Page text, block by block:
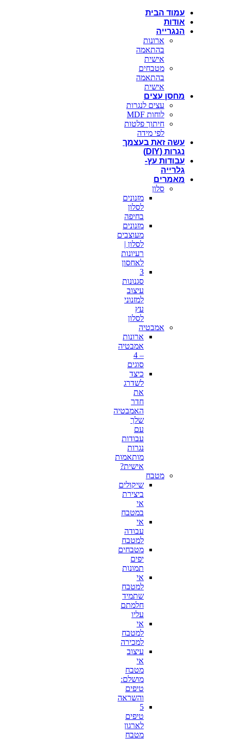
עמוד הבית
אודות
הנגרייה
ארונות
בהתאמה
אישית
מטבחים
בהתאמה
אישית
מחסן עצים
עצים לנגרות
לוחות MDF
חיתוך פלטות
לפי מידה
עשה זאת בעצמך
נגרות (DIY)
עבודות עץ-
גלרייה
מאמרים
סלון
מזנונים
לסלון
בחיפה
מזנונים
מעוצבים
לסלון |
רעיונות
לאחסון
3
סגנונות
עיצוב
למזנוני
עץ
לסלון
אמבטיה
ארונות
אמבטיה
– 4
סוגים
כיצד
לשדרג
את
חדר
האמבטיה
שלך
עם
עבודות
נגרות
מותאמות
אישית?
מטבח
שיקולים
ביצירת
אי
במטבח
אי
עבודה
למטבח
מטבחים
יפים
תמונות
אי
למטבח
שתמיד
חלמתם
עליו
אי
למטבח
למכירה
עיצוב
אי
מטבח
מושלם:
טיפים
והשראה
5
טיפים
לארגון
מטבח